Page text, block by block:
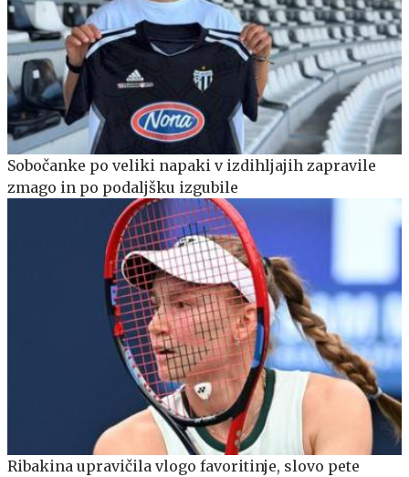
Sobočanke po veliki napaki v izdihljajih zapravile
zmago in po podaljšku izgubile
Ribakina upravičila vlogo favoritinje, slovo pete